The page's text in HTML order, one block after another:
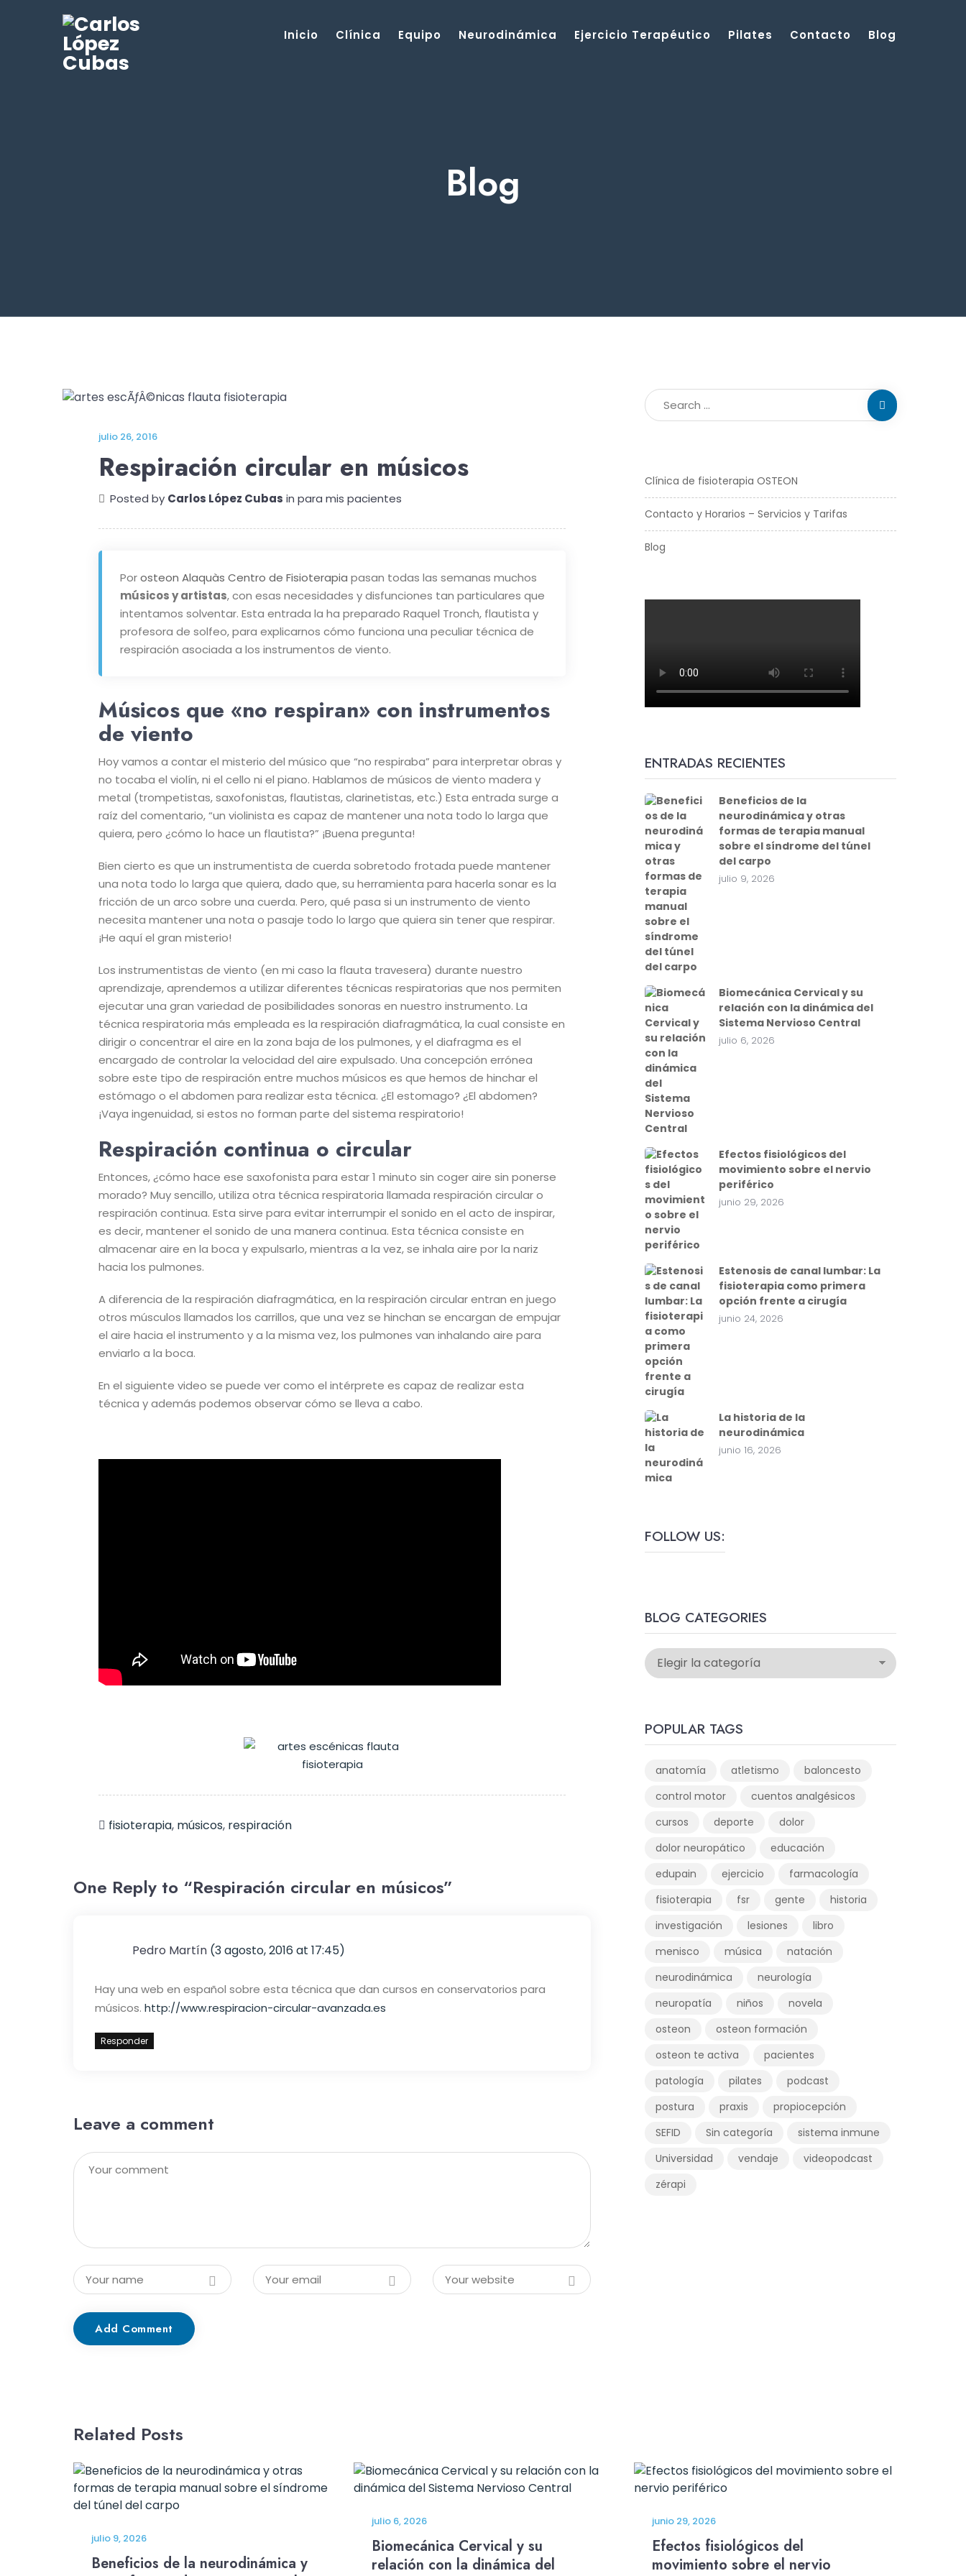
Inicio Clínica Equipo Neurodinámica Ejercicio Terapéutico Pilates Contacto Blog
Blog
julio 26, 2016
Respiración circular en músicos
Posted by Carlos López Cubas in para mis pacientes
Porosteon Alaquàs Centro de Fisioterapia pasan todas las semanas muchos
músicos y artistas, con esas necesidades y disfunciones tan particulares que
intentamos solventar. Esta entrada la ha preparado Raquel Tronch, flautista y
profesora de solfeo, para explicarnos cómo funciona una peculiar técnica de
respiración asociada a los instrumentos de viento.
Músicos que «no respiran» con instrumentos
de viento
Hoy vamos a contar el misterio del músico que “no respiraba” para interpretar obras y
no tocaba el violín, ni el cello ni el piano. Hablamos de músicos de viento madera y
metal (trompetistas, saxofonistas, flautistas, clarinetistas, etc.) Esta entrada surge a
raíz del comentario, “un violinista es capaz de mantener una nota todo lo larga que
quiera, pero ¿cómo lo hace un flautista?” ¡Buena pregunta!
Bien cierto es que un instrumentista de cuerda sobretodo frotada puede mantener
una nota todo lo larga que quiera, dado que, su herramienta para hacerla sonar es la
fricción de un arco sobre una cuerda. Pero, qué pasa si un instrumento de viento
necesita mantener una nota o pasaje todo lo largo que quiera sin tener que respirar.
¡He aquí el gran misterio!
Los instrumentistas de viento (en mi caso la flauta travesera) durante nuestro
aprendizaje, aprendemos a utilizar diferentes técnicas respiratorias que nos permiten
ejecutar una gran variedad de posibilidades sonoras en nuestro instrumento. La
técnica respiratoria más empleada es la respiración diafragmática, la cual consiste en
dirigir o concentrar el aire en la zona baja de los pulmones, y el diafragma es el
encargado de controlar la velocidad del aire expulsado. Una concepción errónea
sobre este tipo de respiración entre muchos músicos es que hemos de hinchar el
estómago o el abdomen para realizar esta técnica. ¿El estomago? ¿El abdomen?
¡Vaya ingenuidad, si estos no forman parte del sistema respiratorio!
Respiración continua o circular
Entonces, ¿cómo hace ese saxofonista para estar 1 minuto sin coger aire sin ponerse
morado? Muy sencillo, utiliza otra técnica respiratoria llamada respiración circular o
respiración continua. Esta sirve para evitar interrumpir el sonido en el acto de inspirar,
es decir, mantener el sonido de una manera continua. Esta técnica consiste en
almacenar aire en la boca y expulsarlo, mientras a la vez, se inhala aire por la nariz
hacia los pulmones.
A diferencia de la respiración diafragmática, en la respiración circular entran en juego
otros músculos llamados los carrillos, que una vez se hinchan se encargan de empujar
el aire hacia el instrumento y a la misma vez, los pulmones van inhalando aire para
enviarlo a la boca.
En el siguiente video se puede ver como el intérprete es capaz de realizar esta
técnica y además podemos observar cómo se lleva a cabo.
fisioterapia, músicos, respiración
One Reply to “Respiración circular en músicos”
Pedro Martín (3 agosto, 2016 at 17:45)
Hay una web en español sobre esta técnica que dan cursos en conservatorios para
músicos. http://www.respiracion-circular-avanzada.es
Responder
Leave a comment
Add Comment
Clínica de fisioterapia OSTEON
Contacto y Horarios – Servicios y Tarifas
Blog
ENTRADAS RECIENTES
Beneficios de la
neurodinámica y otras
formas de terapia manual
sobre el síndrome del túnel
del carpo
julio 9, 2026
Biomecánica Cervical y su
relación con la dinámica del
Sistema Nervioso Central
julio 6, 2026
Efectos fisiológicos del
movimiento sobre el nervio
periférico
junio 29, 2026
Estenosis de canal lumbar: La
fisioterapia como primera
opción frente a cirugía
junio 24, 2026
La historia de la
neurodinámica
junio 16, 2026
FOLLOW US:
BLOG CATEGORIES
POPULAR TAGS
anatomía atletismo
baloncesto
control motor
cuentos analgésicos
cursos
deporte
dolor
dolor neuropático
educación
edupain
ejercicio
farmacología
fisioterapia
fsr gente
historia
investigación
lesiones
libro
menisco
música
natación
neurodinámica
neurología
neuropatía
niños
novela
osteon
osteon formación
osteon te activa
pacientes
patología
pilates
podcast
postura
praxis
propiocepción
SEFID
Sin categoría
sistema inmune
Universidad
vendaje
videopodcast
zérapi
Related Posts
julio 9, 2026
Beneficios de la neurodinámica y
julio 6, 2026
Biomecánica Cervical y su
relación con la dinámica del
junio 29, 2026
Efectos fisiológicos del
movimiento sobre el nervio